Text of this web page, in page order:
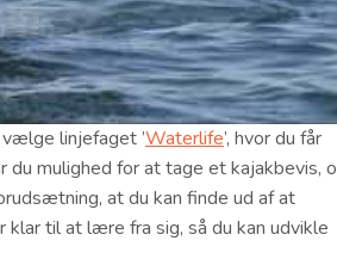
linjefaget ’Waterlife’, hvor du får
mulighed for at tage et kajakbevis,
at du kan finde ud af at
klar til at lære fra sig, så du kan udvikle